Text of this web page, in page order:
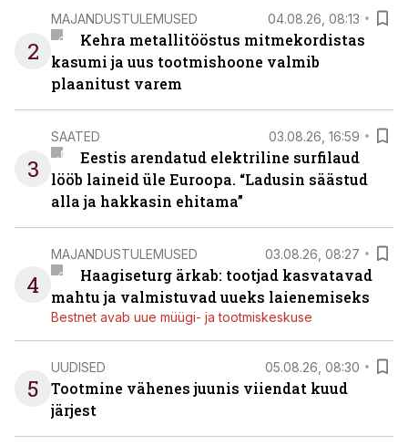
2
MAJANDUSTULEMUSED 04.08.26, 08:13
Kehra metallitööstus mitmekordistas
kasumi ja uus tootmishoone valmib
plaanitust varem
3
SAATED 03.08.26, 16:59
Eestis arendatud elektriline surfilaud
lööb laineid üle Euroopa. “Ladusin säästud
alla ja hakkasin ehitama”
4
MAJANDUSTULEMUSED 03.08.26, 08:27
Haagiseturg ärkab: tootjad kasvatavad
mahtu ja valmistuvad uueks laienemiseks
Bestnet avab uue müügi- ja tootmiskeskuse
5
UUDISED 05.08.26, 08:30
Tootmine vähenes juunis viiendat kuud
järjest